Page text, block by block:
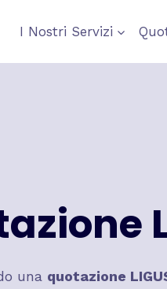
I Nostri Servizi
una quotazione